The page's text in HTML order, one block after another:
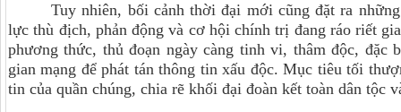
Tuy nhiên, bối cảnh thời đại mới cũng đặt ra
lực thù địch, phản động và cơ hội chính trị đang ráo riết
phương thức, thủ đoạn ngày càng tinh vi, thâm độc, đặc
gian mạng để phát tán thông tin xấu độc. Mục tiêu tối
tin của quần chúng, chia rẽ khối đại đoàn kết toàn dân tộc